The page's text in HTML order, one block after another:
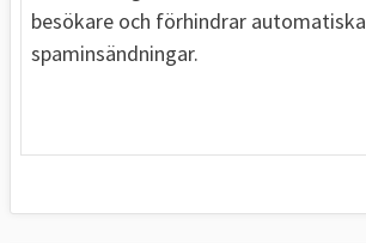
besökare och förhindrar automatiska
spaminsändningar.